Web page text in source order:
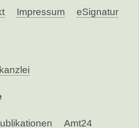
Impressum eSignatur
Amt24